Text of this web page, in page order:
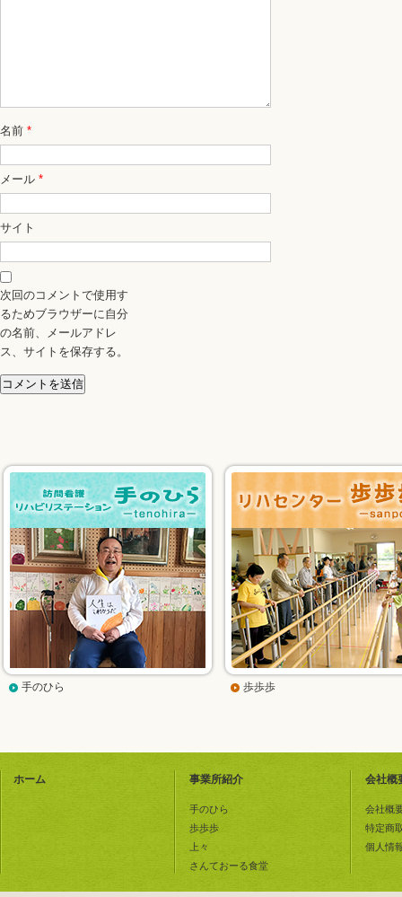
名前 *
メール *
サイト
次回のコメントで使用す
るためブラウザーに自分
の名前、メールアドレ
ス、サイトを保存する。
手のひら 歩歩歩
ホーム 事業所紹介
手のひら
歩歩歩
上々
さんておーる食堂
会社概
会社概
特定商
個人情